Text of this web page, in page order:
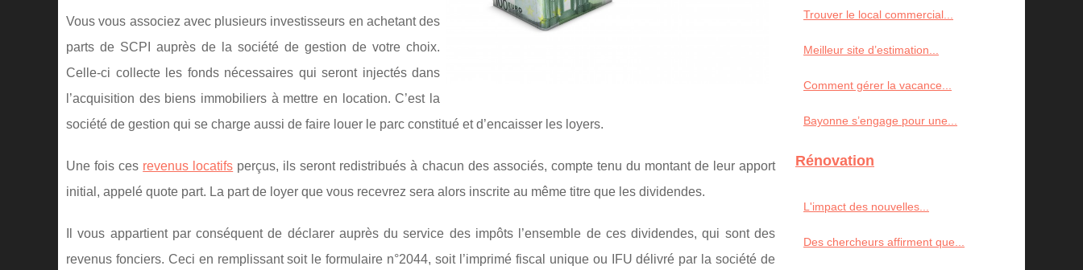
Vous vous associez avec plusieurs investisseurs en achetant des
parts de SCPI auprès de la société de gestion de votre choix.
Celle-ci collecte les fonds nécessaires qui seront injectés dans
l’acquisition des biens immobiliers à mettre en location. C’est la
société de gestion qui se charge aussi de faire louer le parc constitué et d’encaisser les loyers.
Une fois ces revenus locatifs perçus, ils seront redistribués à chacun des associés, compte tenu du montant de leur apport
initial, appelé quote part. La part de loyer que vous recevrez sera alors inscrite au même titre que les dividendes.
Il vous appartient par conséquent de déclarer auprès du service des impôts l’ensemble de ces dividendes, qui sont des
revenus fonciers. Ceci en remplissant soit le formulaire n°2044, soit l’imprimé fiscal unique ou IFU délivré par la société de
Trouver le local commercial...
Meilleur site d’estimation...
Comment gérer la vacance...
Bayonne s’engage pour une...
Rénovation
L'impact des nouvelles...
Des chercheurs affirment que...